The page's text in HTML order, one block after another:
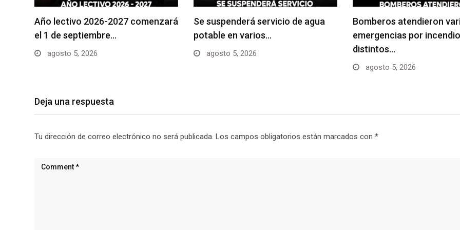
Año lectivo 2026-2027 comenzará
el 1 de septiembre…
agosto 5, 2026
Se suspenderá servicio de agua
potable en varios…
agosto 5, 2026
Bomberos atendieron
emergencias por
distintos…
agosto 5, 2026
Deja una respuesta
Tu dirección de correo electrónico no será publicada. Los campos obligatorios están marcados con *